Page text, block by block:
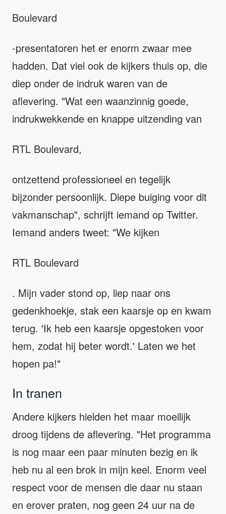
Boulevard
-presentatoren het er enorm zwaar mee
hadden. Dat viel ook de kijkers thuis op, die
diep onder de indruk waren van de
aflevering. "Wat een waanzinnig goede,
indrukwekkende en knappe uitzending van
RTL Boulevard,
ontzettend professioneel en tegelijk
bijzonder persoonlijk. Diepe buiging voor dit
vakmanschap", schrijft iemand op Twitter.
Iemand anders tweet: "We kijken
RTL Boulevard
. Mijn vader stond op, liep naar ons
gedenkhoekje, stak een kaarsje op en kwam
terug. 'Ik heb een kaarsje opgestoken voor
hem, zodat hij beter wordt.' Laten we het
hopen pa!"
In tranen
Andere kijkers hielden het maar moeilijk
droog tijdens de aflevering. "Het programma
is nog maar een paar minuten bezig en ik
heb nu al een brok in mijn keel. Enorm veel
respect voor de mensen die daar nu staan
en erover praten, nog geen 24 uur na de